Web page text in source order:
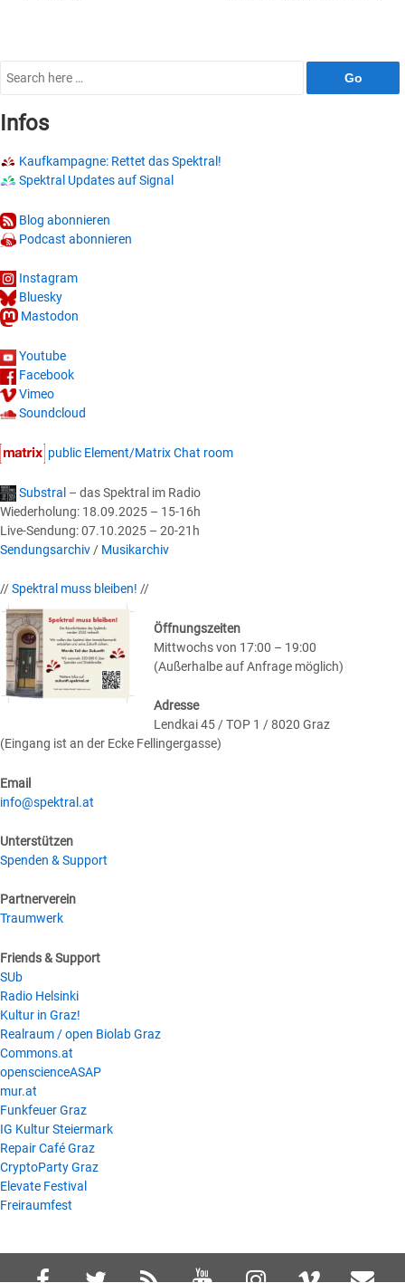
Search
Infos
Kaufkampagne: Rettet das Spektral!
Spektral Updates auf Signal
Blog abonnieren
Podcast abonnieren
Instagram
Bluesky
Mastodon
Youtube
Facebook
Vimeo
Soundcloud
public Element/Matrix Chat room
Substral – das Spektral im Radio
Wiederholung: 18.09.2025 – 15-16h
Live-Sendung: 07.10.2025 – 20-21h
Sendungsarchiv / Musikarchiv
//Spektral muss bleiben! //
Öffnungszeiten
Mittwochs von 17:00 – 19:00
(Außerhalbe auf Anfrage möglich)
Adresse
Lendkai 45 / TOP 1 / 8020 Graz
(Eingang ist an der Ecke Fellingergasse)
Email
info@spektral.at
Unterstützen
Spenden & Support
Partnerverein
Traumwerk
Friends & Support
SUb
Radio Helsinki
Kultur in Graz!
Realraum / open Biolab Graz
Commons.at
openscienceASAP
mur.at
Funkfeuer Graz
IG Kultur Steiermark
Repair Café Graz
CryptoParty Graz
Elevate Festival
Freiraumfest